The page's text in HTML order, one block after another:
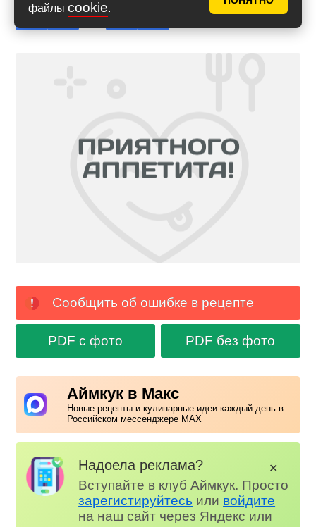
файлы cookie.
Сообщить об ошибке в рецепте
PDF с фото PDF без фото
Аймкук в Макс
Новые рецепты и кулинарные идеи каждый день в
Российском мессенджере MAX
Надоела реклама?
Вступайте в клуб Аймкук. Просто
зарегистируйтесь или войдите
на наш сайт через Яндекс или
✕